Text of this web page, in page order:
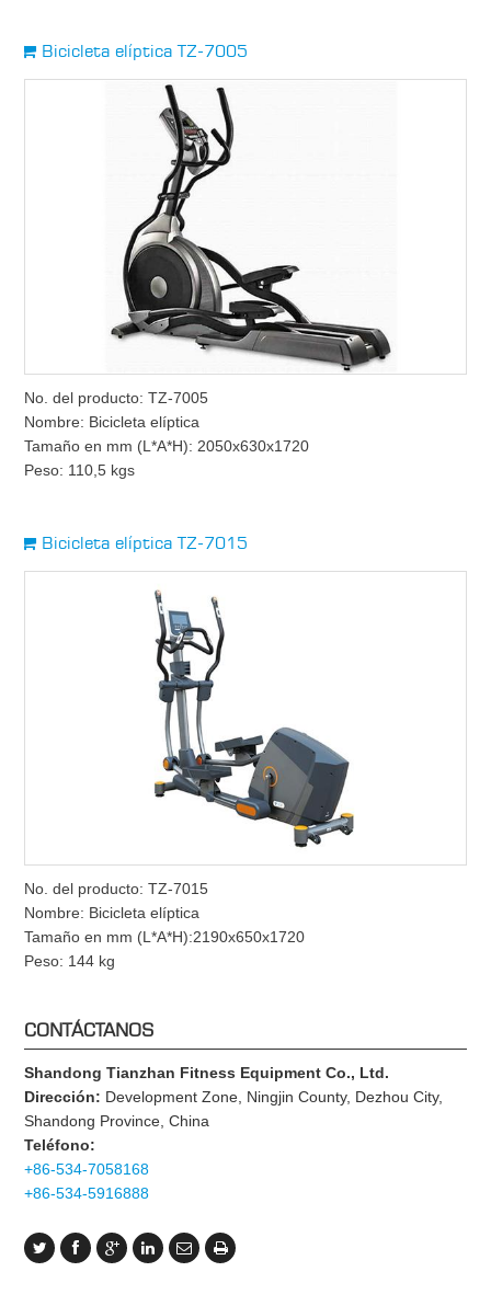
Bicicleta elíptica TZ-7005
No. del producto: TZ-7005
Nombre: Bicicleta elíptica
Tamaño en mm (L*A*H): 2050x630x1720
Peso: 110,5 kgs
Bicicleta elíptica TZ-7015
No. del producto: TZ-7015
Nombre: Bicicleta elíptica
Tamaño en mm (L*A*H):2190x650x1720
Peso: 144 kg
CONTÁCTANOS
Shandong Tianzhan Fitness Equipment Co., Ltd.
Dirección: Development Zone, Ningjin County, Dezhou City,
Shandong Province, China
Teléfono:
+86-534-7058168
+86-534-5916888